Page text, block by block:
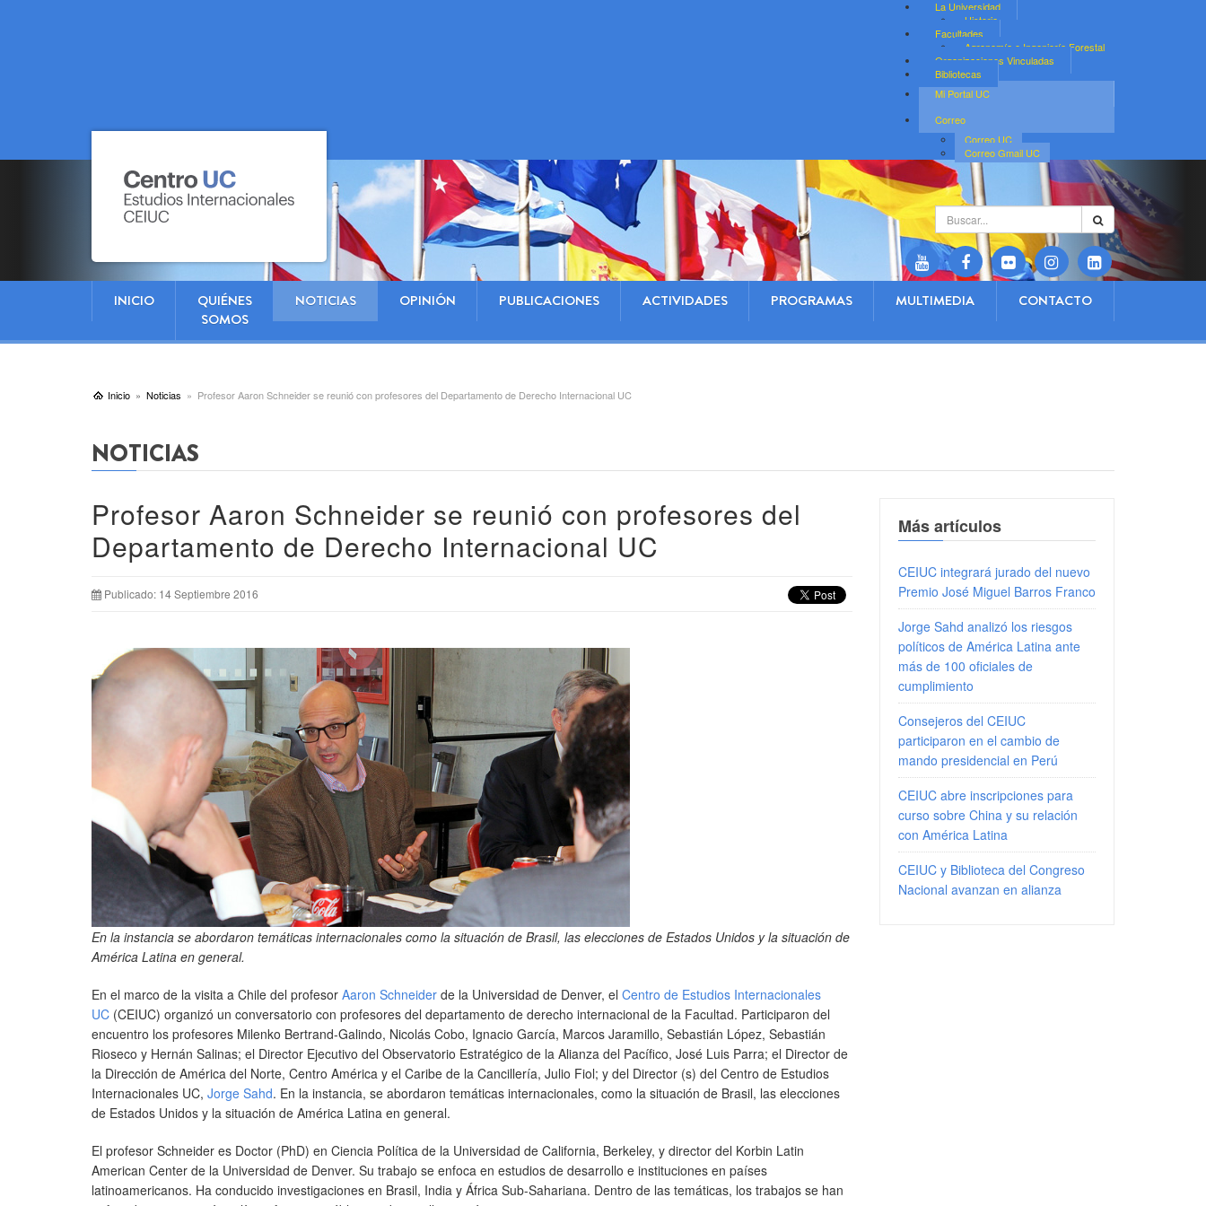
La Universidad
Historia
Facultades
Agronomía e Ingeniería Forestal
Organizaciones Vinculadas
Bibliotecas
Mi Portal UC
Correo
Correo UC
Correo Gmail UC
Buscar...
INICIO
QUIÉNES
SOMOS
NOTICIAS OPINIÓN PUBLICACIONES ACTIVIDADES PROGRAMAS MULTIMEDIA CONTACTO
Inicio Noticias Profesor Aaron Schneider se reunió con profesores del Departamento de Derecho Internacional UC
NOTICIAS
Profesor Aaron Schneider se reunió con profesores del
Departamento de Derecho Internacional UC
Publicado: 14 Septiembre 2016
En la instancia se abordaron temáticas internacionales como la situación de Brasil, las elecciones de Estados Unidos y la situación de
América Latina en general.
En el marco de la visita a Chile del profesor Aaron Schneider de la Universidad de Denver, el Centro de Estudios Internacionales
UC (CEIUC) organizó un conversatorio con profesores del departamento de derecho internacional de la Facultad. Participaron del
encuentro los profesores Milenko Bertrand-Galindo, Nicolás Cobo, Ignacio García, Marcos Jaramillo, Sebastián López, Sebastián
Rioseco y Hernán Salinas; el Director Ejecutivo del Observatorio Estratégico de la Alianza del Pacífico, José Luis Parra; el Director de
la Dirección de América del Norte, Centro América y el Caribe de la Cancillería, Julio Fiol; y del Director (s) del Centro de Estudios
Internacionales UC, Jorge Sahd. En la instancia, se abordaron temáticas internacionales, como la situación de Brasil, las elecciones
de Estados Unidos y la situación de América Latina en general.
El profesor Schneider es Doctor (PhD) en Ciencia Política de la Universidad de California, Berkeley, y director del Korbin Latin
American Center de la Universidad de Denver. Su trabajo se enfoca en estudios de desarrollo e instituciones en países
latinoamericanos. Ha conducido investigaciones en Brasil, India y África Sub-Sahariana. Dentro de las temáticas, los trabajos se han
Más artículos
CEIUC integrará jurado del nuevo
Premio José Miguel Barros Franco
Jorge Sahd analizó los riesgos
políticos de América Latina ante
más de 100 oficiales de
cumplimiento
Consejeros del CEIUC
participaron en el cambio de
mando presidencial en Perú
CEIUC abre inscripciones para
curso sobre China y su relación
con América Latina
CEIUC y Biblioteca del Congreso
Nacional avanzan en alianza